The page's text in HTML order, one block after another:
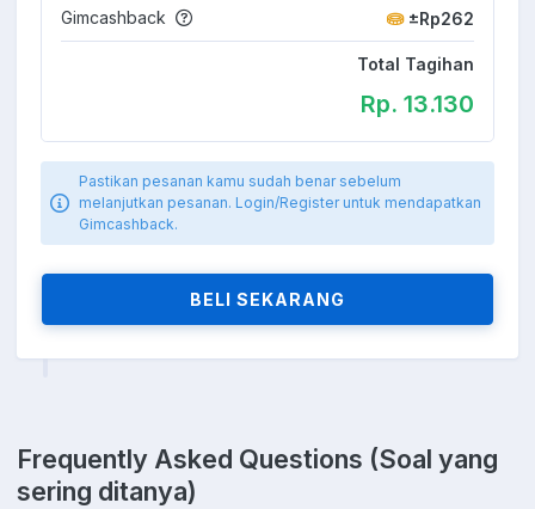
Gimcashback ±Rp262
Total Tagihan
Rp. 13.130
Pastikan pesanan kamu sudah benar sebelum
melanjutkan pesanan. Login/Register untuk mendapatkan
Gimcashback.
BELI SEKARANG
Frequently Asked Questions (Soal yang
sering ditanya)